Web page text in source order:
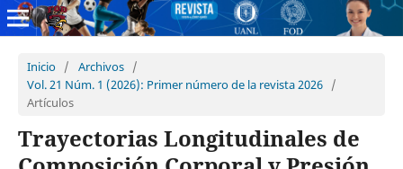
Inicio / Archivos /
Vol. 21 Núm. 1 (2026): Primer número de la revista 2026 /
Artículos
Trayectorias Longitudinales de